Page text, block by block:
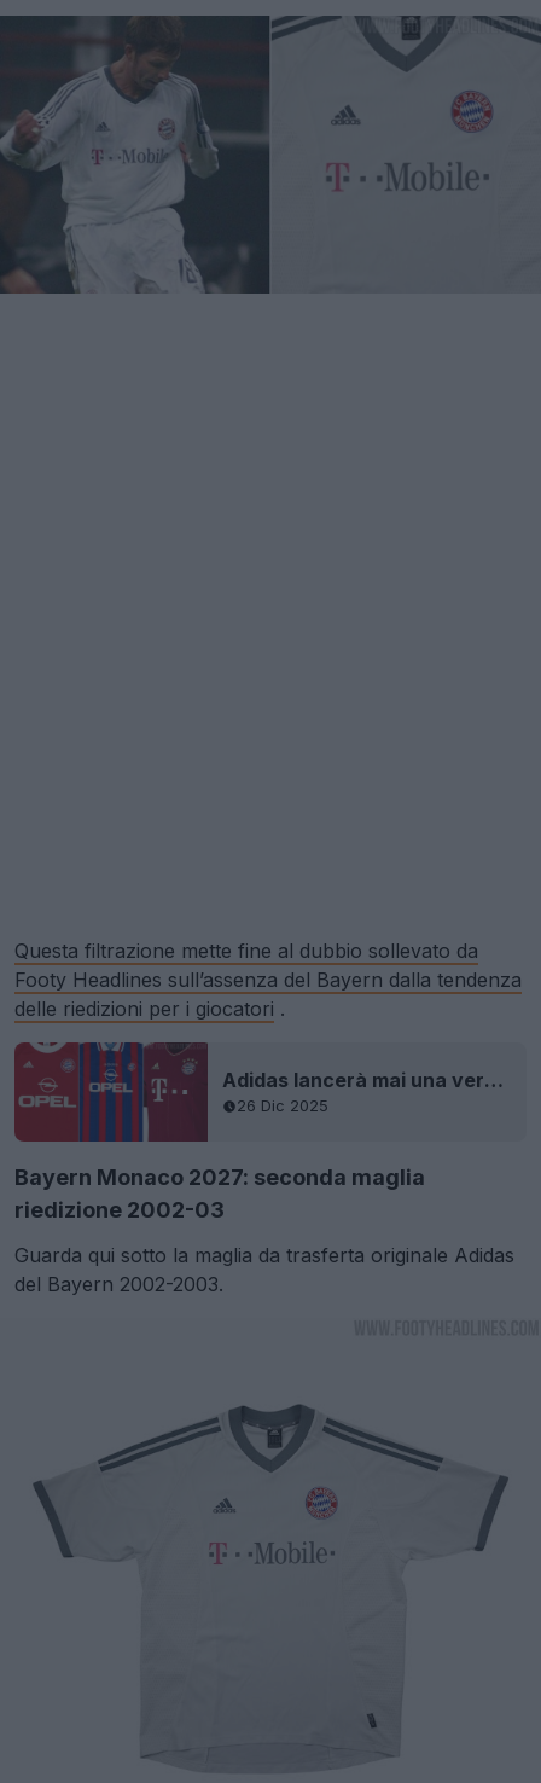
Questa filtrazione mette fine al dubbio sollevato da
Footy Headlines sull’assenza del Bayern dalla tendenza
delle riedizioni per i giocatori .
Adidas lancerà mai una versione moderna della maglia del Bayern?
26 Dic 2025
Bayern Monaco 2027: seconda maglia
riedizione 2002-03
Guarda qui sotto la maglia da trasferta originale Adidas
del Bayern 2002-2003.